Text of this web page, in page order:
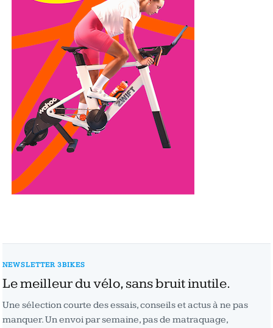
NEWSLETTER 3BIKES
Le meilleur du vélo, sans bruit inutile.
Une sélection courte des essais, conseils et actus à ne pas
manquer. Un envoi par semaine, pas de matraquage,